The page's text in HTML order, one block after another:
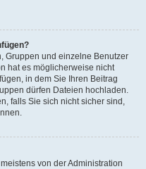
Gruppen und einzelne Benutzer
hat es möglicherweise nicht
in dem Sie Ihren Beitrag
dürfen Dateien hochladen.
falls Sie sich nicht sicher sind,
von der Administration